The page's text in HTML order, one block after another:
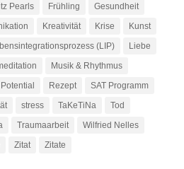
Pearls Frühling
Gesundheit
Kreativität Krise
Kunst
(LIP)
Liebe
Musik & Rhythmus
Potential Rezept
SAT Programm
stress TaKeTiNa
Tod
Traumaarbeit
Wilfried Nelles
Zitat Zitate